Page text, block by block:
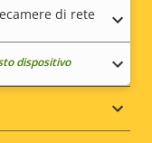
di rete
dispositivo